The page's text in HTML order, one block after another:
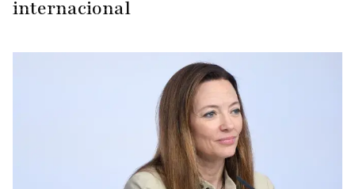
internacional